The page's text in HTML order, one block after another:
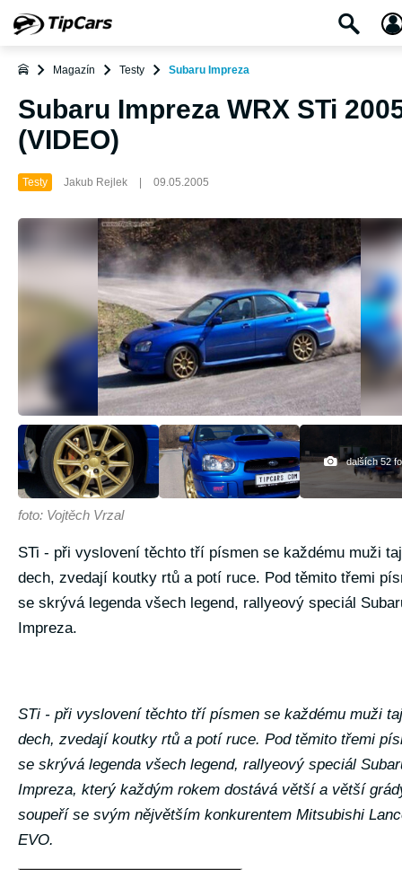
Magazín Testy Subaru Impreza
Subaru Impreza WRX STi
(VIDEO)
Testy Jakub Rejlek 09.05.2005
dalších 52
foto: Vojtěch Vrzal
STi - při vyslovení těchto tří písmen se každému muži
dech, zvedají koutky rtů a potí ruce. Pod těmito třemi
se skrývá legenda všech legend, rallyeový speciál
Impreza.
STi - při vyslovení těchto tří písmen se každému muži
dech, zvedají koutky rtů a potí ruce. Pod těmito třemi
se skrývá legenda všech legend, rallyeový speciál
Impreza, který každým rokem dostává větší a větší
soupeří se svým nějvětším konkurentem Mitsubishi
EVO.